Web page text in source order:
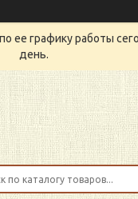
ее графику работы
день.